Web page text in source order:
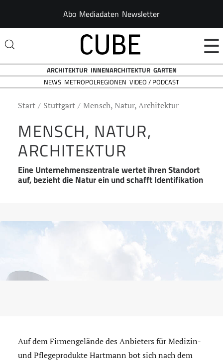
Abo Mediadaten Newsletter
☰
ARCHITEKTUR INNENARCHITEKTUR GARTEN
NEWS METROPOLREGIONEN VIDEO / PODCAST
Start Stuttgart Mensch, Natur, Architektur
MENSCH, NATUR,
ARCHITEKTUR
Eine Unternehmenszentrale wertet ihren Standort
auf, bezieht die Natur ein und schafft Identifikation
Auf dem Firmengelände des Anbieters für Medizin-
und Pflegeprodukte Hartmann bot sich nach dem